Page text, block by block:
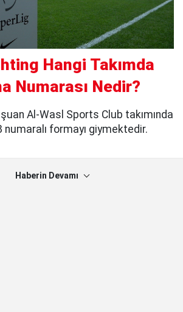
Hangi Takımda
Numarası Nedir?
şuan Al-Wasl Sports Club takımında
formayı giymektedir.
Haberin Devamı